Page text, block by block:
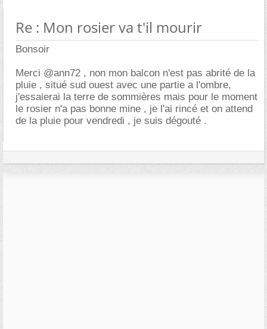
Re : Mon rosier va t'il mourir
Bonsoir
Merci @ann72 , non mon balcon n'est pas abrité de la
pluie , situé sud ouest avec une partie a l'ombre,
j'essaierai la terre de sommières mais pour le moment
le rosier n'a pas bonne mine , je l'ai rincé et on attend
de la pluie pour vendredi , je suis dégouté .